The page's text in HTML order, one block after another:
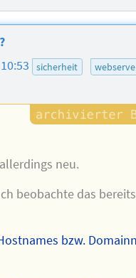
sicherheit
neu.
beobachte das
bzw.